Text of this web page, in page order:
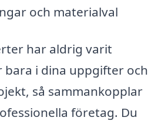
och materialval
har aldrig varit
bara i dina uppgifter och
så sammankopplar
företag. Du